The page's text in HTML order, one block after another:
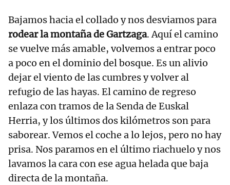
Bajamos hacia el collado y nos desviamos para
rodear la montaña de Gartzaga. Aquí el camino
se vuelve más amable, volvemos a entrar poco
a poco en el dominio del bosque. Es un alivio
dejar el viento de las cumbres y volver al
refugio de las hayas. El camino de regreso
enlaza con tramos de la Senda de Euskal
Herria, y los últimos dos kilómetros son para
saborear. Vemos el coche a lo lejos, pero no hay
prisa. Nos paramos en el último riachuelo y nos
lavamos la cara con ese agua helada que baja
directa de la montaña.